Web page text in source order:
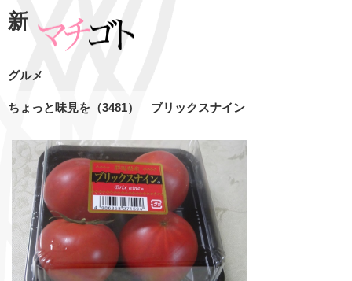
新
グルメ
ちょっと味見を（3481） ブリックスナイン